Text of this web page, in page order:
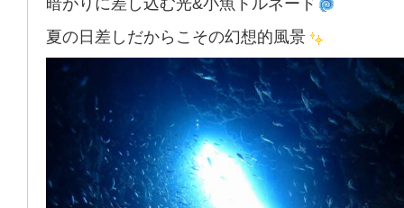
夏の日差しだからこその幻想的風景